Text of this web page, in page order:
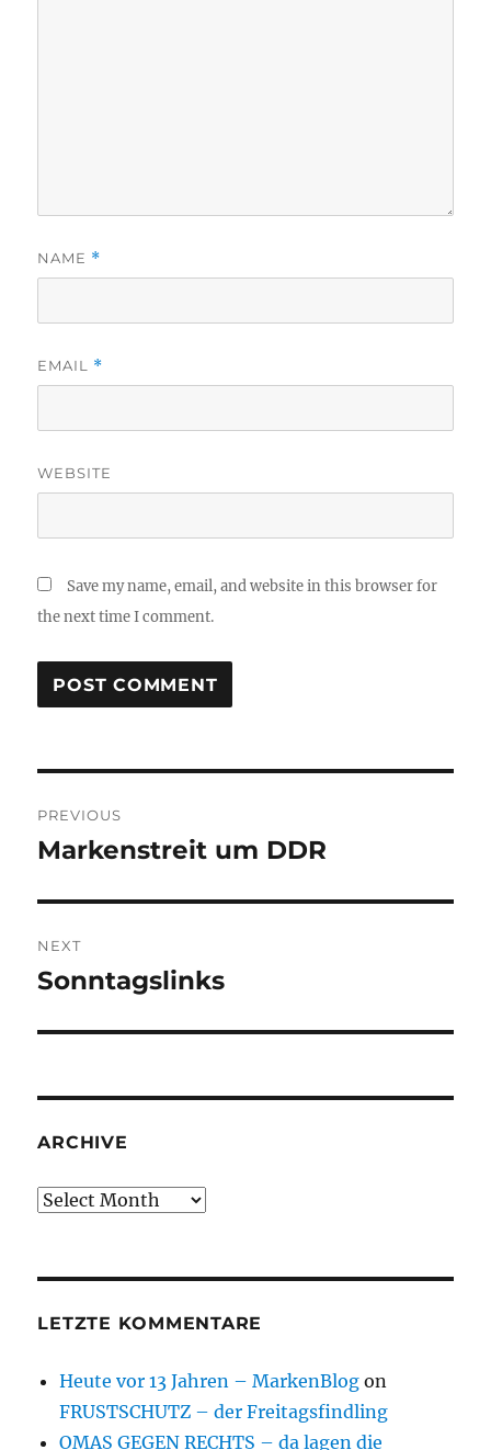
NAME *
EMAIL *
WEBSITE
Save my name, email, and website in this browser for
the next time I comment.
navigation
PREVIOUS
Previous
Markenstreit um DDR
NEXT
Next
Sonntagslinks
ARCHIVE
Archive
LETZTE KOMMENTARE
Heute vor 13 Jahren – MarkenBlog on
FRUSTSCHUTZ – der Freitagsfindling
OMAS GEGEN RECHTS – da lagen die